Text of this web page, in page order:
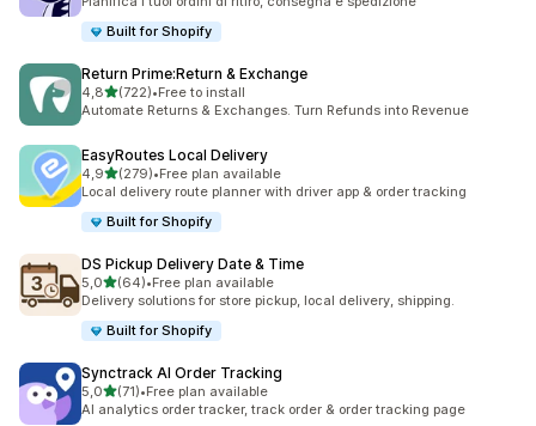
Built for Shopify
Return Prime:Return & Exchange
4,8stelle su 5
(722)
722 recensioni totali
•Free to install
Automate Returns & Exchanges. Turn Refunds into Revenue
EasyRoutes Local Delivery
4,9stelle su 5
(279)
279 recensioni totali
•Free plan available
Local delivery route planner with driver app & order tracking
Built for Shopify
DS Pickup Delivery Date & Time
5,0stelle su 5
(64)
64 recensioni totali
•Free plan available
Delivery solutions for store pickup, local delivery, shipping.
Built for Shopify
Synctrack AI Order Tracking
5,0stelle su 5
(71)
71 recensioni totali
•Free plan available
AI analytics order tracker, track order & order tracking page